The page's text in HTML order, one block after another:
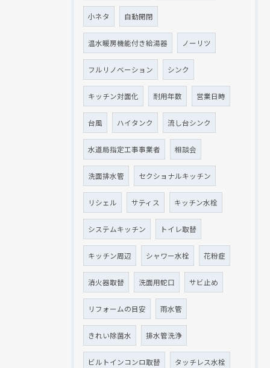
小ネタ 自動開閉
温水暖房機能付き給湯器 ノーリツ
フルリノベーション シンク
キッチン対面化 耐用年数 営業日時
台風 ハイタンク 流し台シンク
水道局指定工事事業者 相談会
洗面排水管 セクショナルキッチン
リシェル サティス キッチン水栓
システムキッチン トイレ取替
キッチン周辺 シャワー水栓 花粉症
消火器取替 洗面用蛇口 サビ止め
リフォームの目安 雨水管
きれい除菌水 排水管洗浄
ビルトインコンロ取替 タッチレス水栓